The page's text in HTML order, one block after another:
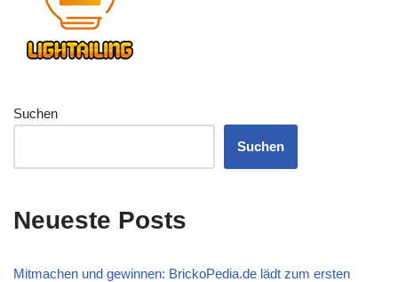
Suchen
Suchen
Neueste Posts
Mitmachen und gewinnen: BrickoPedia.de lädt zum ersten